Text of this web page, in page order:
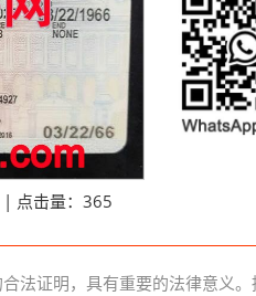
点击量：365
法证明，具有重要的法律意义